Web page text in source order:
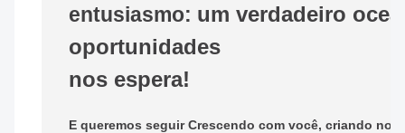
entusiasmo: um verdadeiro
oportunidades
nos espera!
E queremos seguir Crescendo com você, criando